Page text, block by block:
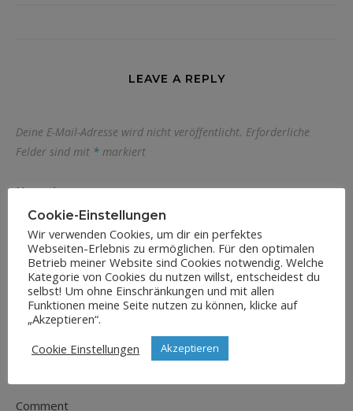
LEAVE A REPLY
Deine E-Mail-Adresse wird nicht veröffentlicht. Erforderliche
Felder sind mit * markiert
Name*
E-Mail-Adresse*
Comment
Cookie-Einstellungen
Wir verwenden Cookies, um dir ein perfektes
Webseiten-Erlebnis zu ermöglichen. Für den optimalen
Betrieb meiner Website sind Cookies notwendig. Welche
Kategorie von Cookies du nutzen willst, entscheidest du
selbst! Um ohne Einschränkungen und mit allen
Funktionen meine Seite nutzen zu können, klicke auf
„Akzeptieren“.
Cookie Einstellungen
Akzeptieren